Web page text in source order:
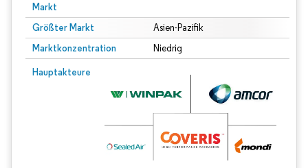
Markt
Größter Markt Asien-Pazifik
Marktkonzentration Niedrig
Hauptakteure
Bild © Mordor Intelligence. Wiederverwendung erfordert Namensnennung